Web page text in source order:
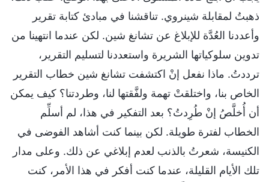
ذهبتُ لمقابلة شينروي. تناقشنا في مبادئ كتابة تقرير
وأعددنا العُدَّة للإبلاغ عن تشانغ شين. لكن عندما انتهينا من
تدوين سلوكياتها الشريرة واستعددنا لتسليم التقرير،
ترددتُ. ماذا نفعل إنْ اكتشفت تشانغ شين خطاب التقرير
الخاص بنا، واختلقتْ تهمة ولفَّقتها لنا، وطردتنا؟ كيف يمكن
أن أُخلَّصُ إنْ طُرِدتُ؟ بعد التفكير في هذا، لم أسلِّم
الخطاب لفترة طويلة. لكن بينما كنت أشاهد الفوضى في
الكنيسة، شعرتُ بالذنب لعدم إبلاغي عن ذلك. وعلى مدار
تلك الأيام القليلة، عندما كنت أفكر في هذا الأمر، كنت